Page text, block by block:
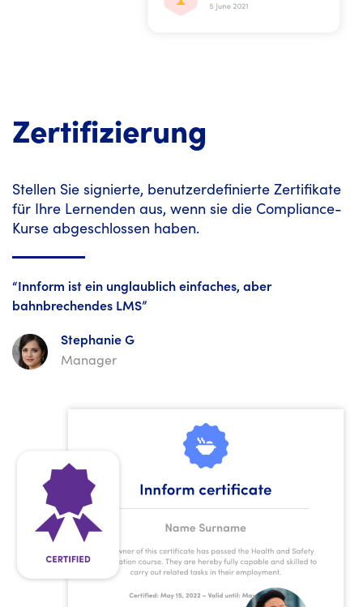
Zertifizierung
Stellen Sie signierte, benutzerdefinierte Zertifikate
für Ihre Lernenden aus, wenn sie die Compliance-
Kurse abgeschlossen haben.
“Innform ist ein unglaublich einfaches, aber
bahnbrechendes LMS”
Stephanie G
Manager